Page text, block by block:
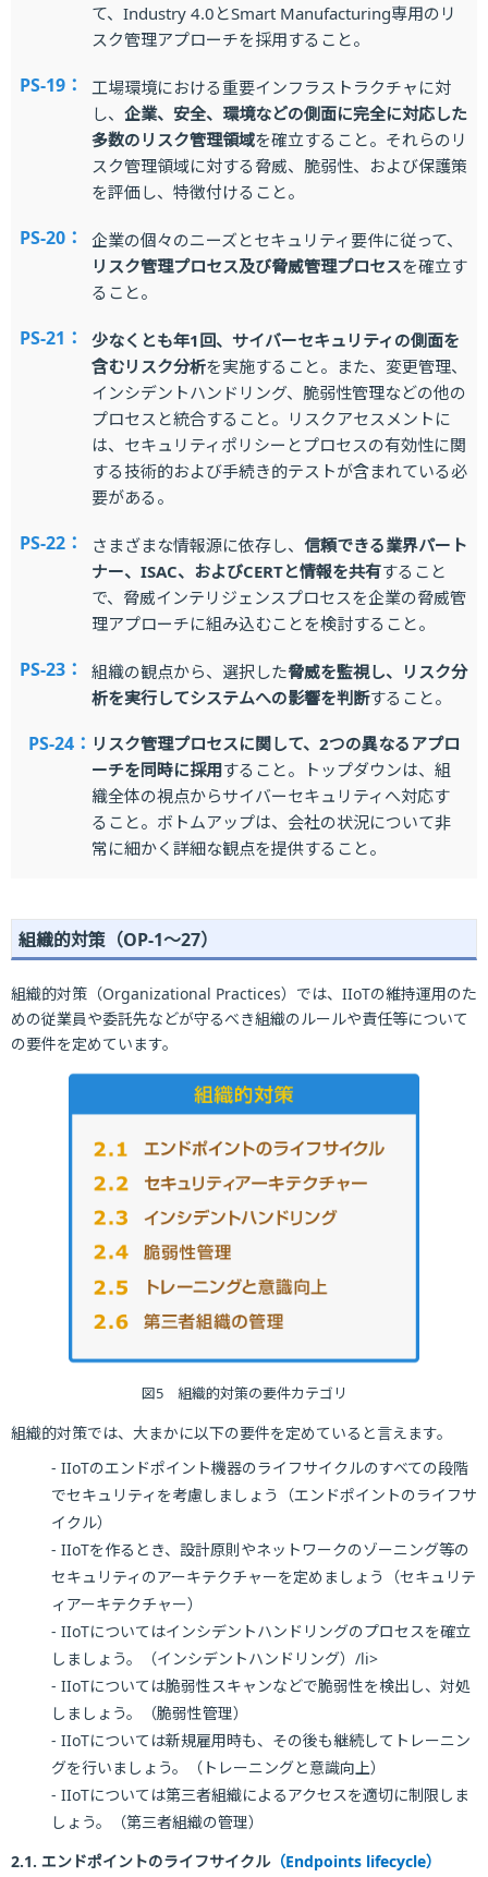
て、Industry 4.0とSmart Manufacturing専用のリ
スク管理アプローチを採用すること。
PS-19：
工場環境における重要インフラストラクチャに対
し、 企業、安全、環境などの側面に完全に対応した
多数のリスク管理領域を確立すること。それらのリ
スク管理領域に対する脅威、脆弱性、および保護策
を評価し、特徴付けること。
PS-20：
企業の個々のニーズとセキュリティ要件に従って、
リスク管理プロセス及び脅威管理プロセスを確立す
ること。
PS-21：
少なくとも年1回、サイバーセキュリティの側面を
含むリスク分析を実施すること。また、変更管理、
インシデントハンドリング、脆弱性管理などの他の
プロセスと統合すること。リスクアセスメントに
は、セキュリティポリシーとプロセスの有効性に関
する技術的および手続き的テストが含まれている必
要がある。
PS-22： さまざまな情報源に依存し、 信頼できる業界パート
ナー、ISAC、およびCERTと情報を共有すること
で、脅威インテリジェンスプロセスを企業の脅威管
理アプローチに組み込むことを検討すること。
PS-23： 組織の観点から、選択した脅威を監視し、リスク分
析を実行してシステムへの影響を判断すること。
PS-24： リスク管理プロセスに関して、2つの異なるアプロ
ーチを同時に採用すること。トップダウンは、組
織全体の視点からサイバーセキュリティへ対応す
ること。ボトムアップは、会社の状況について非
常に細かく詳細な観点を提供すること。
組織的対策（OP-1～27）
組織的対策（Organizational Practices）では、IIoTの維持運用のた
めの従業員や委託先などが守るべき組織のルールや責任等について
の要件を定めています。
図5 組織的対策の要件カテゴリ
組織的対策では、大まかに以下の要件を定めていると言えます。
- IIoTのエンドポイント機器のライフサイクルのすべての段階
でセキュリティを考慮しましょう（エンドポイントのライフサ
イクル）
- IIoTを作るとき、設計原則やネットワークのゾーニング等の
セキュリティのアーキテクチャーを定めましょう（セキュリテ
ィアーキテクチャー）
- IIoTについてはインシデントハンドリングのプロセスを確立
しましょう。（インシデントハンドリング）/li>
- IIoTについては脆弱性スキャンなどで脆弱性を検出し、対処
しましょう。（脆弱性管理）
- IIoTについては新規雇用時も、その後も継続してトレーニン
グを行いましょう。（トレーニングと意識向上）
- IIoTについては第三者組織によるアクセスを適切に制限しま
しょう。（第三者組織の管理）
2.1. エンドポイントのライフサイクル（Endpoints lifecycle）